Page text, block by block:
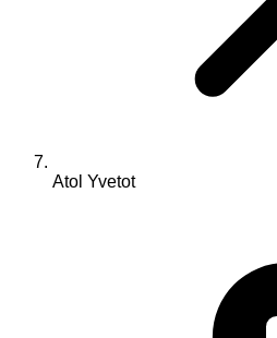
Atol Yvetot